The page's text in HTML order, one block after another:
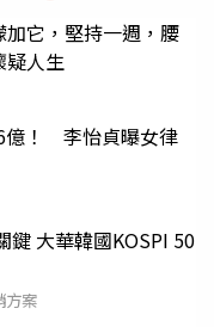
它，堅持一週，腰
疑人生
億！ 李怡貞曝女律
鍵 大華韓國KOSPI 50
方案